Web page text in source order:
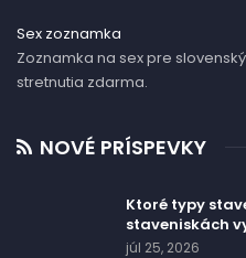
Sex zoznamka
Zoznamka na sex pre
stretnutia zdarma.
NOVÉ PRÍSPEVKY
Ktoré typy
staveniskách
júl 25, 2026